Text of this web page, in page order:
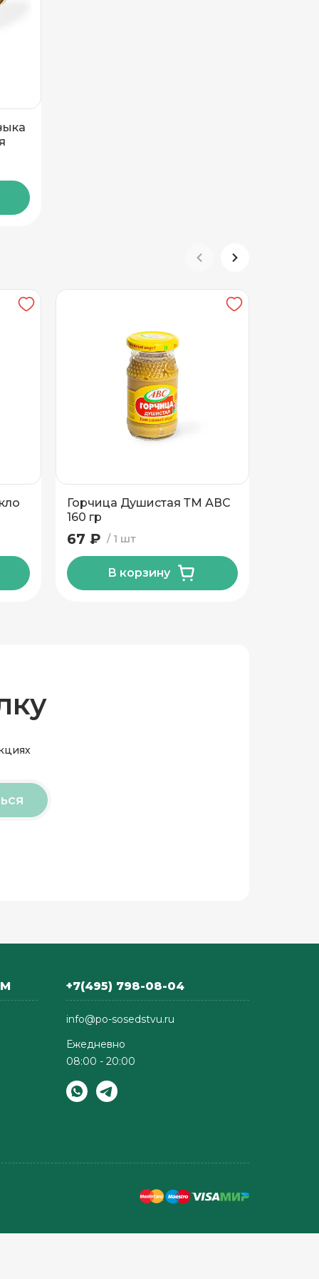
Горчица Душистая ТМ АВС
160 гр
1 шт
67 ₽
В корзину
+7(495) 798-08-04
info@po-sosedstvu.ru
Ежедневно
08:00 - 20:00